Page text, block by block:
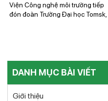
Viện Công nghệ môi trường tiếp
đón đoàn Trường Đại học Tomsk,
DANH MỤC BÀI VIẾT
Giới thiệu